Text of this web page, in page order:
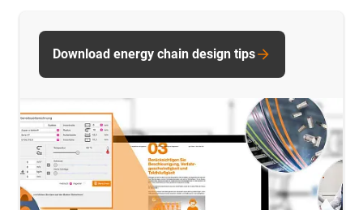
Download energy chain design tips